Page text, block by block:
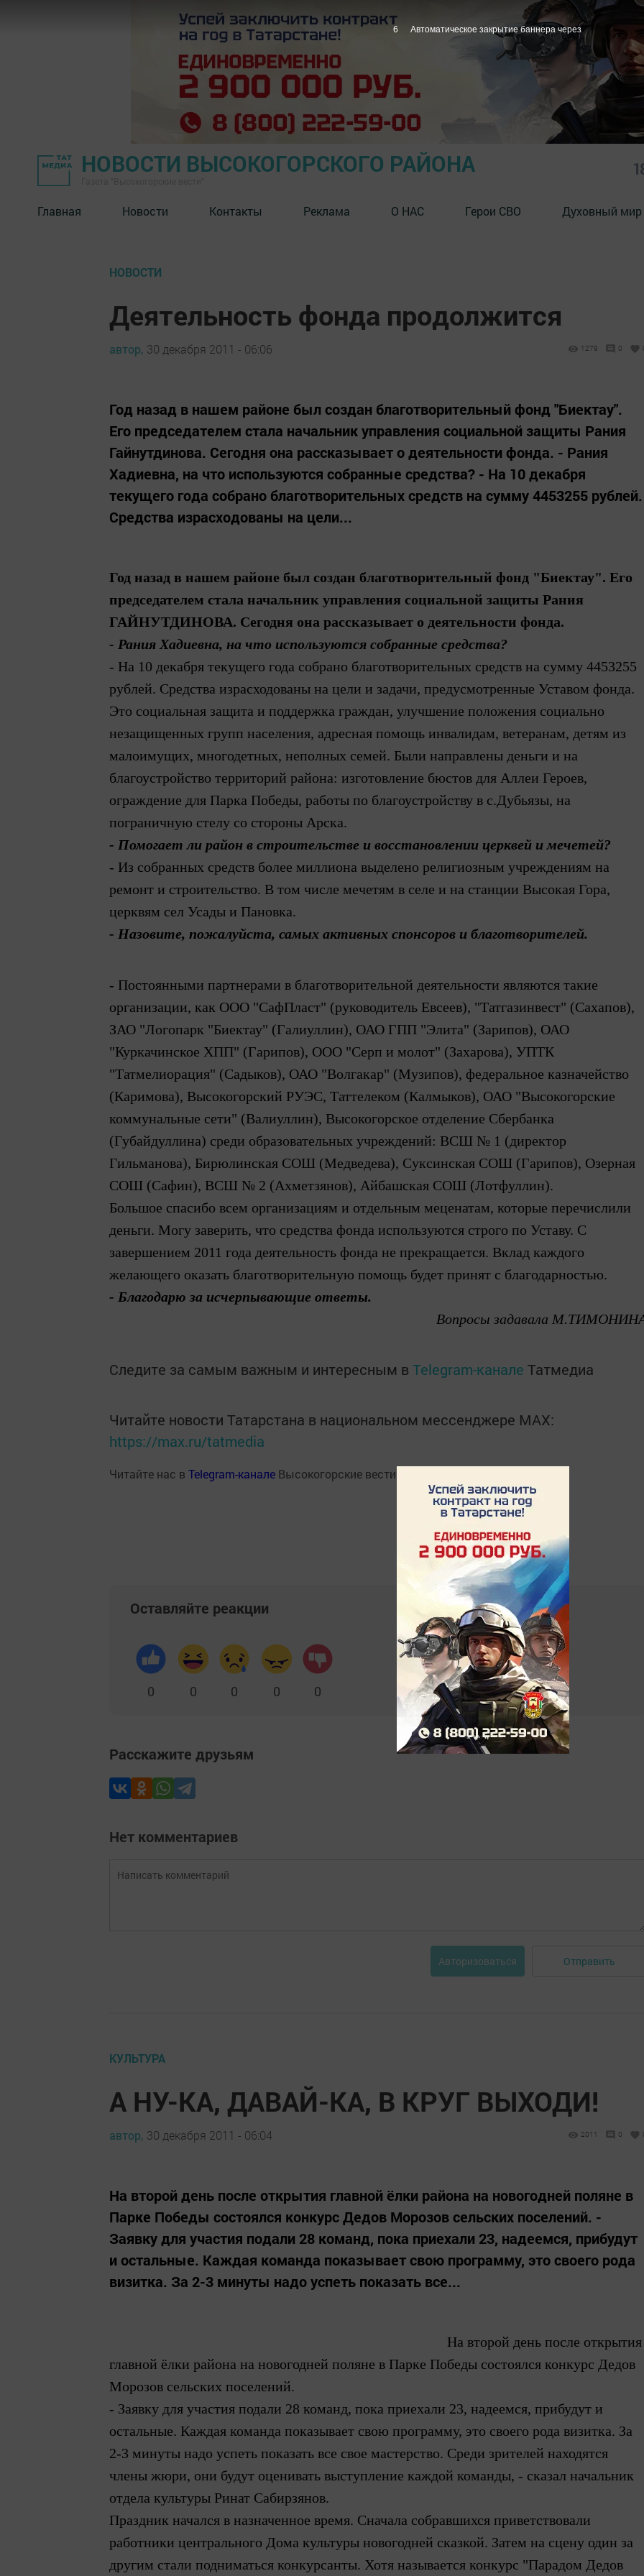
НОВОСТИ ВЫСОКОГОРСКОГО РАЙОНА
Главная Новости Контакты Реклама О НАС Герои СВО Духовный мир
НОВОСТИ
Деятельность фонда продолжится
автор, 30 декабря 2011 - 06:06 1279 0
Год назад в нашем районе был создан благотворительный фонд "Биектау".
Его председателем стала начальник управления социальной защиты Рания
Гайнутдинова. Сегодня она рассказывает о деятельности фонда. - Рания
Хадиевна, на что используются собранные средства? - На 10 декабря
текущего года собрано благотворительных средств на сумму 4453255 рублей.
Средства израсходованы на цели...
Год назад в нашем районе был создан благотворительный фонд "Биектау". Его
председателем стала начальник управления социальной защиты Рания
ГАЙНУТДИНОВА. Сегодня она рассказывает о деятельности фонда.
- Рания Хадиевна, на что используются собранные средства?
- На 10 декабря текущего года собрано благотворительных средств на сумму 4453255
рублей. Средства израсходованы на цели и задачи, предусмотренные Уставом фонда.
Это социальная защита и поддержка граждан, улучшение положения социально
незащищенных групп населения, адресная помощь инвалидам, ветеранам, детям из
малоимущих, многодетных, неполных семей. Были направлены деньги и на
благоустройство территорий района: изготовление бюстов для Аллеи Героев,
ограждение для Парка Победы, работы по благоустройству в с.Дубьязы, на
пограничную стелу со стороны Арска.
- Помогает ли район в строительстве и восстановлении церквей и мечетей?
- Из собранных средств более миллиона выделено религиозным учреждениям на
ремонт и строительство. В том числе мечетям в селе и на станции Высокая Гора,
церквям сел Усады и Пановка.
- Назовите, пожалуйста, самых активных спонсоров и благотворителей.
- Постоянными партнерами в благотворительной деятельности являются такие
организации, как ООО "СафПласт" (руководитель Евсеев), "Татгазинвест" (Сахапов),
ЗАО "Логопарк "Биектау" (Галиуллин), ОАО ГПП "Элита" (Зарипов), ОАО
"Куркачинское ХПП" (Гарипов), ООО "Серп и молот" (Захарова), УПТК
"Татмелиорация" (Садыков), ОАО "Волгакар" (Музипов), федеральное казначейство
(Каримова), Высокогорский РУЭС, Таттелеком (Калмыков), ОАО "Высокогорские
коммунальные сети" (Валиуллин), Высокогорское отделение Сбербанка
(Губайдуллина) среди образовательных учреждений: ВСШ № 1 (директор
Гильманова), Бирюлинская СОШ (Медведева), Суксинская СОШ (Гарипов), Озерная
СОШ (Сафин), ВСШ № 2 (Ахметзянов), Айбашская СОШ (Лотфуллин).
Большое спасибо всем организациям и отдельным меценатам, которые перечислили
деньги. Могу заверить, что средства фонда используются строго по Уставу. С
завершением 2011 года деятельность фонда не прекращается. Вклад каждого
желающего оказать благотворительную помощь будет принят с благодарностью.
- Благодарю за исчерпывающие ответы.
Вопросы задавала М.Т
Следите за самым важным и интересным в Telegram-канале Татмедиа
Читайте новости Татарстана в национальном мессенджере MАХ:
https://max.ru/tatmedia
Читайте нас в Telegram-канале Высокогорские вести
Оставляйте реакции
0 0 0 0 0
Расскажите друзьям
Нет комментариев
Авторизоваться Отправить
КУЛЬТУРА
А НУ-КА, ДАВАЙ-КА, В КРУГ ВЫХОДИ!
автор, 30 декабря 2011 - 06:04 2011 0
На второй день после открытия главной ёлки района на новогодней поляне в
Парке Победы состоялся конкурс Дедов Морозов сельских поселений. -
Заявку для участия подали 28 команд, пока приехали 23, надеемся, прибудут
и остальные. Каждая команда показывает свою программу, это своего рода
визитка. За 2-3 минуты надо успеть показать все...
На второй день после открытия
главной ёлки района на новогодней поляне в Парке Победы состоялся конкурс Дедов
Морозов сельских поселений.
- Заявку для участия подали 28 команд, пока приехали 23, надеемся, прибудут и
остальные. Каждая команда показывает свою программу, это своего рода визитка. За
2-3 минуты надо успеть показать все свое мастерство. Среди зрителей находятся
члены жюри, они будут оценивать выступление каждой команды, - сказал начальник
отдела культуры Ринат Сабирзянов.
Праздник начался в назначенное время. Сначала собравшихся приветствовали
работники центрального Дома культуры новогодней сказкой. Затем на сцену один за
другим стали подниматься конкурсанты. Хотя называется конкурс "Парадом Дедов
5 Автоматическое закрытие баннера через